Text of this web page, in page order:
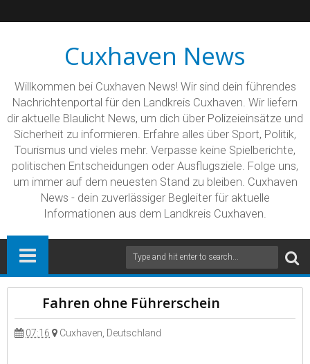
Cuxhaven News
Willkommen bei Cuxhaven News! Wir sind dein führendes
Nachrichtenportal für den Landkreis Cuxhaven. Wir liefern
dir aktuelle Blaulicht News, um dich über Polizeieinsätze und
Sicherheit zu informieren. Erfahre alles über Sport, Politik,
Tourismus und vieles mehr. Verpasse keine Spielberichte,
politischen Entscheidungen oder Ausflugsziele. Folge uns,
um immer auf dem neuesten Stand zu bleiben. Cuxhaven
News - dein zuverlässiger Begleiter für aktuelle
Informationen aus dem Landkreis Cuxhaven.
Fahren ohne Führerschein
07:16 Cuxhaven, Deutschland